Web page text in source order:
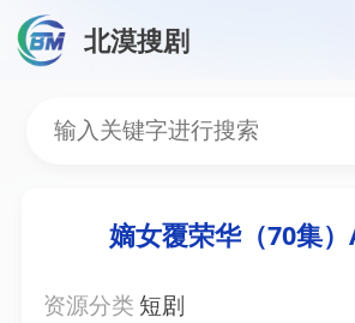
北漠搜剧
嫡女覆荣华（
嫡女覆荣华（70集
资源分类 短剧